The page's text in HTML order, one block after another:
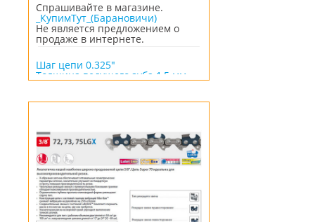
Спрашивайте в магазине.
_КупимТут_(Барановичи)
Не является предложением о
продаже в интернете.
Шаг цепи 0.325"
Толщина ведущего зуба 1,5 мм